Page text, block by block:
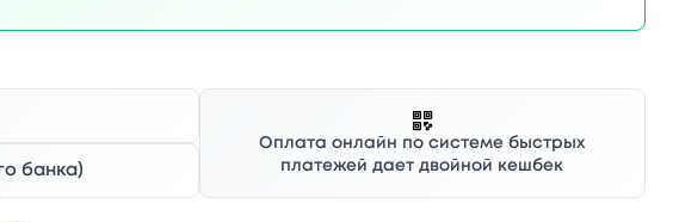
банка)
Оплата онлайн по системе быстрых
платежей дает двойной кешбек